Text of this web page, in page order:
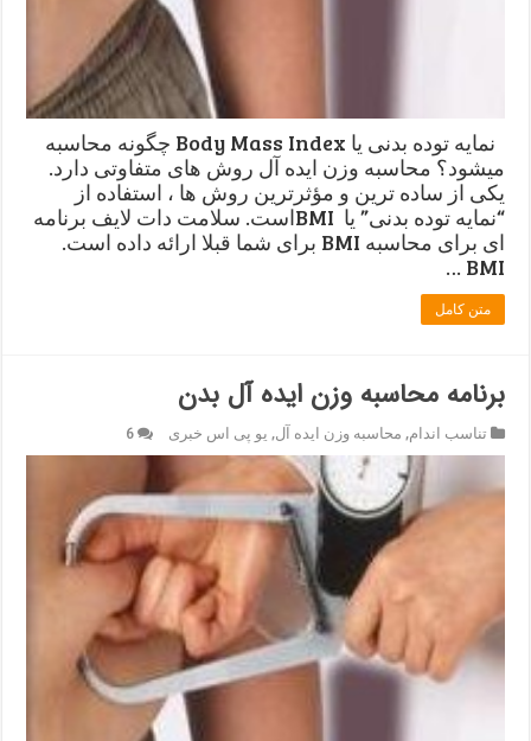
نمایه توده بدنی یا Body Mass Index ﭼﮕﻮﻧﻪ ﻣﺤﺎﺳﺒﻪ
ﻣﯿﺸﻮﺩ؟ ﻣﺤﺎﺳﺒﻪ ﻭﺯﻥ ﺍﯾﺪﻩ ﺁﻝ ﺭﻭﺵ ﻫﺎﯼ ﻣﺘﻔﺎﻭﺗﯽ ﺩﺍﺭﺩ.
ﯾﮑﯽ ﺍﺯ ﺳﺎﺩﻩ ﺗﺮﯾﻦ ﻭ ﻣﺆﺛﺮﺗﺮﯾﻦ ﺭﻭﺵ ﻫﺎ ، ﺍﺳﺘﻔﺎﺩﻩ ﺍﺯ
“نمایه ﺗﻮﺩﻩ ﺑﺪﻧﯽ” ﯾﺎ BMIﺍﺳﺖ. سلامت دات لایف برنامه
ای برای محاسبه BMI برای شما قبلا ارائه داده است.
BMI …
متن کامل
برنامه محاسبه وزن ایده آل بدن
تناسب اندام, محاسبه وزن ایده آل, یو پی اس خبری 6